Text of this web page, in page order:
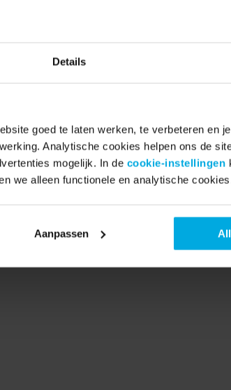
Details
goed te laten werken, te verbeteren en
Analytische cookies helpen ons de
mogelijk. In de cookie-instellingen
we alleen functionele en analytische
Aanpassen
van fietsen op een
zonder gedoe.
Ontdek onze service